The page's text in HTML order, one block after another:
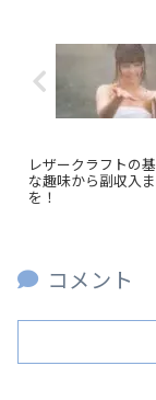
レザークラフトの
な趣味から副収入
を！
コメント